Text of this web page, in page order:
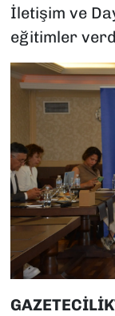
İletişim ve
eğitimler